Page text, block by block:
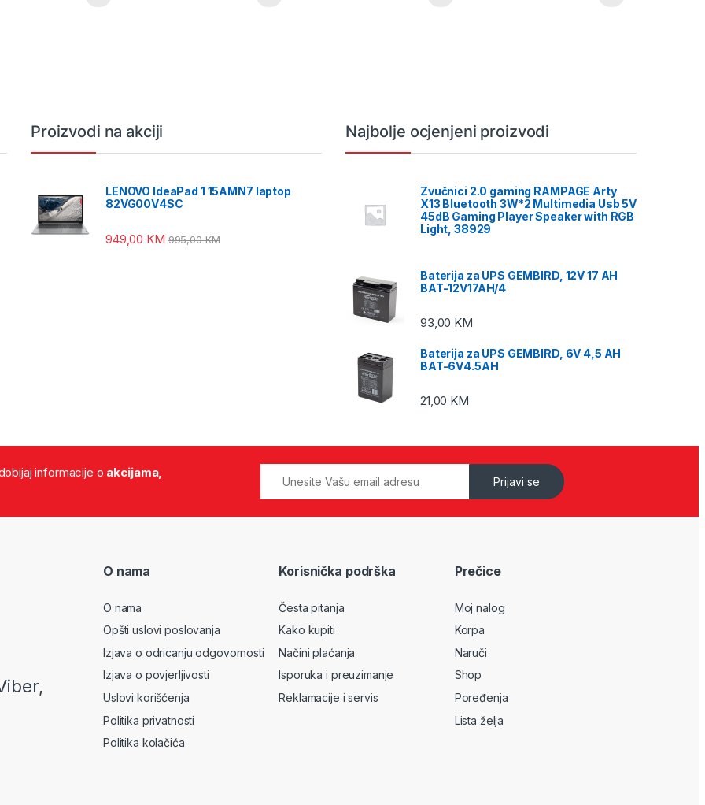
Proizvodi na akciji
LENOVO IdeaPad 1 15AMN7 laptop
82VG00V4SC
949,00 KM 995,00KM
Najbolje ocjenjeni proizvodi
Zvučnici 2.0 gaming RAMPAGE Arty
X13 Bluetooth 3W*2 Multimedia Usb 5V
45dB Gaming Player Speaker with RGB
Light, 38929
Baterija za UPS GEMBIRD, 12V 17 AH
BAT-12V17AH/4
93,00 KM
Baterija za UPS GEMBIRD, 6V 4,5 AH
BAT-6V4.5AH
21,00 KM
informacije o akcijama,
Prijavi se
O nama
O nama
Opšti uslovi poslovanja
Izjava o odricanju odgovornosti
Izjava o povjerljivosti
Uslovi korišćenja
Politika privatnosti
Politika kolačića
Korisnička podrška
Česta pitanja
Kako kupiti
Načini plaćanja
Isporuka i preuzimanje
Reklamacije i servis
Prečice
Moj nalog
Korpa
Naruči
Shop
Poređenja
Lista želja